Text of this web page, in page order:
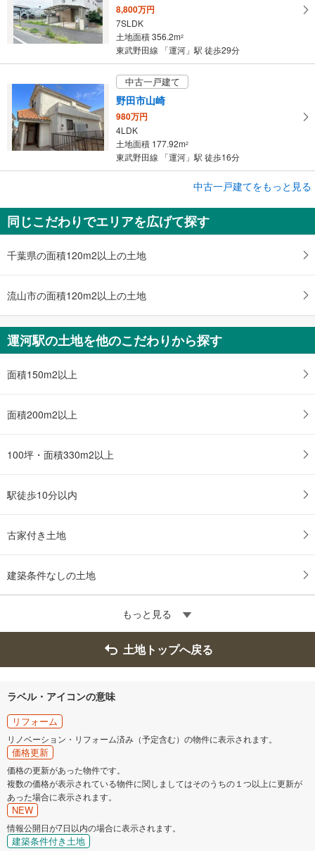
8,800万円
7SLDK
土地面積 356.2m2
東武野田線 「運河」駅 徒歩29分
中古一戸建て
野田市山崎
980万円
4LDK
土地面積 177.92m2
東武野田線 「運河」駅 徒歩16分
野田市西三ケ尾
1,698万円
4LDK
土地面積 286.26m
中古一戸建てをもっと見る
同じこだわりでエリアを広げて探す
千葉県の面積120m2以上の土地
流山市の面積120m2以上の土地
運河駅の土地を他のこだわりから探す
面積150m2以上
面積200m2以上
100坪・面積330m2以上
駅徒歩10分以内
古家付き土地
建築条件なしの土地
もっと見る
土地トップへ戻る
ラベル・アイコンの意味
リフォーム
リノベーション・リフォーム済み（予定含む）の物件に表示されます。
価格更新
価格の更新があった物件です。
複数の価格が表示されている物件に関しましてはそのうちの１つ以上に更新が
あった場合に表示されます。
NEW
情報公開日が7日以内の場合に表示されます。
建築条件付き土地